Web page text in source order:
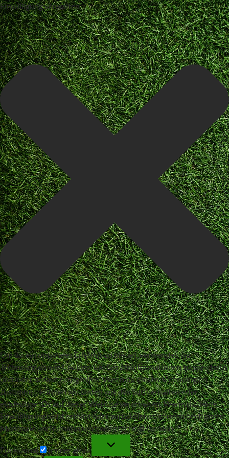
Einwilligung verwalten
Um dir ein optimales Erlebnis zu bieten, verwenden wir
Technologien wie Cookies, um Geräteinformationen zu speichern
und/oder darauf zuzugreifen. Wenn du diesen Technologien
zustimmst, können wir Daten wie das Surfverhalten oder
eindeutige IDs auf dieser Website verarbeiten. Wenn du deine
Einwillligung nicht erteilst oder zurückziehst, können bestimmte
Merkmale und Funktionen beeinträchtigt werden.
Funktional
Funktional
Immer aktiv